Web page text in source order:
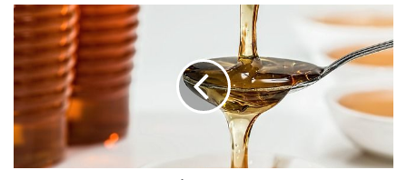
هل
يستطيع
مرضى
السكري
تناول
العسل